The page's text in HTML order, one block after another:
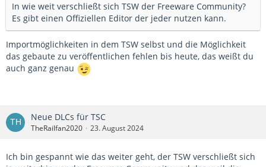
In wie weit verschließt sich TSW der Freeware Community?
Es gibt einen Offiziellen Editor der jeder nutzen kann.
Importmöglichkeiten in dem TSW selbst und die Möglichkeit
das gebaute zu veröffentlichen fehlen bis heute, das weißt du
auch ganz genau
Neue DLCs für TSC
TheRailfan2020 23. August 2024
Ich bin gespannt wie das weiter geht, der TSW verschließt sich